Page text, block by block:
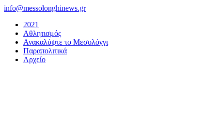
Μετάβαση
περιεχόμενο
info@messolonghinews.gr
2021
Αθλητισμός
Ανακαλύψτε το Μεσολόγγι
Παραπολιτικά
Αρχείο